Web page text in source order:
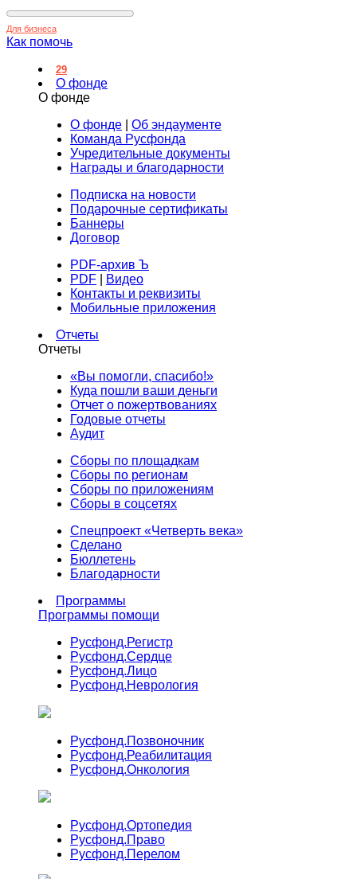
Для бизнеса
Как помочь
29
О фонде
О фонде
О фонде
Об эндаументе
Команда Русфонда
Учредительные документы
Награды и благодарности
Подписка на новости
Подарочные сертификаты
Баннеры
Договор
PDF-архив Ъ
PDF
Видео
Контакты и реквизиты
Мобильные приложения
Отчеты
Отчеты
«Вы помогли, спасибо!»
Куда пошли ваши деньги
Отчет о пожертвованиях
Годовые отчеты
Аудит
Сборы по площадкам
Сборы по регионам
Сборы по приложениям
Сборы в соцсетях
Спецпроект «Четверть века»
Сделано
Бюллетень
Благодарности
Программы
Программы помощи
Русфонд.Регистр
Русфонд.Сердце
Русфонд.Лицо
Русфонд.Неврология
Русфонд.Позвоночник
Русфонд.Реабилитация
Русфонд.Онкология
Русфонд.Ортопедия
Русфонд.Право
Русфонд.Перелом